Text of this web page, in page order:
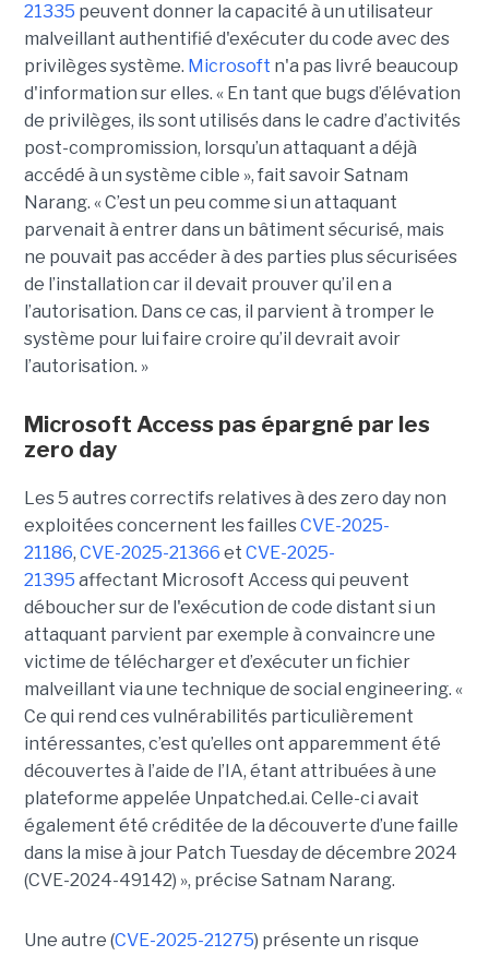
21335 peuvent donner la capacité à un utilisateur
malveillant authentifié d'exécuter du code avec des
privilèges système. Microsoft n'a pas livré beaucoup
d'information sur elles. « En tant que bugs d’élévation
de privilèges, ils sont utilisés dans le cadre d’activités
post-compromission, lorsqu’un attaquant a déjà
accédé à un système cible », fait savoir Satnam
Narang. « C’est un peu comme si un attaquant
parvenait à entrer dans un bâtiment sécurisé, mais
ne pouvait pas accéder à des parties plus sécurisées
de l’installation car il devait prouver qu’il en a
l’autorisation. Dans ce cas, il parvient à tromper le
système pour lui faire croire qu’il devrait avoir
l’autorisation. »
Microsoft Access pas épargné par les
zero day
Les 5 autres correctifs relatives à des zero day non
exploitées concernent les faillesCVE-2025-
21186, CVE-2025-21366 et CVE-2025-
21395 affectant Microsoft Access qui peuvent
déboucher sur de l'exécution de code distant si un
attaquant parvient par exemple à convaincre une
victime de télécharger et d’exécuter un fichier
malveillant via une technique de social engineering. «
Ce qui rend ces vulnérabilités particulièrement
intéressantes, c’est qu’elles ont apparemment été
découvertes à l’aide de l’IA, étant attribuées à une
plateforme appelée Unpatched.ai. Celle-ci avait
également été créditée de la découverte d’une faille
dans la mise à jour Patch Tuesday de décembre 2024
(CVE-2024-49142) », précise Satnam Narang.
Une autre (CVE-2025-21275) présente un risque